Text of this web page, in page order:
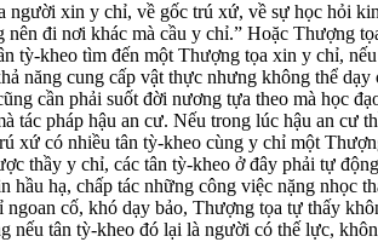
xin y chỉ, về gốc trú xứ, về sự học hỏi
đi nơi khác mà cầu y chỉ.” Hoặc Thượng
kheo tìm đến một Thượng tọa xin y chỉ,
năng cung cấp vật thực nhưng không thể
cần phải suốt đời nương tựa theo mà học
pháp hậu an cư. Nếu trong lúc hậu an cư
xứ có nhiều tân tỳ-kheo cùng y chỉ một
thầy y chỉ, các tân tỳ-kheo ở đây phải tự
hạ, chấp tác những công việc nặng nhọc
cố, khó dạy bảo, Thượng tọa tự thấy
tân tỳ-kheo đó lại là người có thế lực,